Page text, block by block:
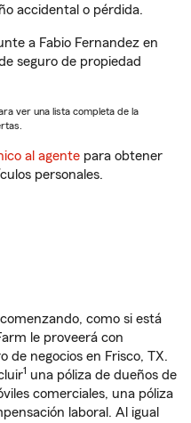
accidental o pérdida.
a Fabio Fernandez en
seguro de propiedad
ver una lista completa de la
al agente para obtener
personales.
como si está
le proveerá con
de negocios en Frisco, TX.
1 una póliza de dueños de
comerciales, una póliza
laboral. Al igual